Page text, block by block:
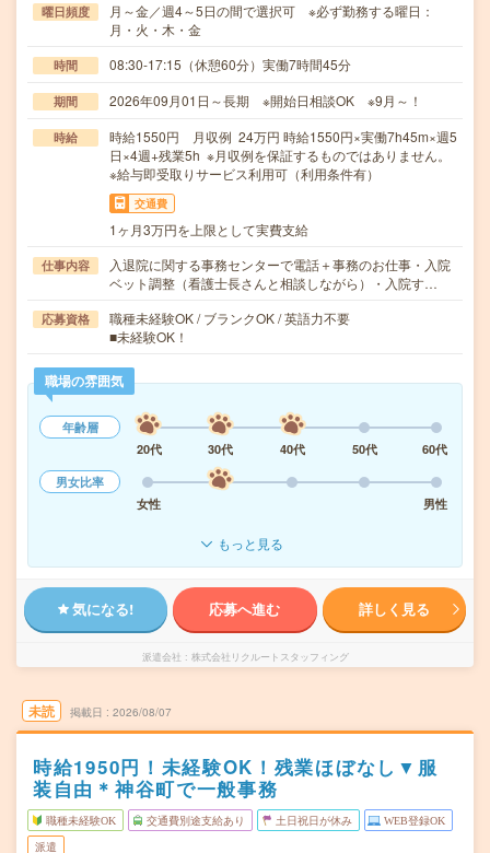
曜日頻度
月～金／週4～5日の間で選択可 ※必ず勤務する曜日：
月・火・木・金
時間 08:30-17:15（休憩60分）実働7時間45分
期間 2026年09月01日～長期 ※開始日相談OK ※9月～！
時給
時給1550円 月収例 24万円 時給1550円×実働7h45m×週5
日×4週+残業5h ※月収例を保証するものではありません。
※給与即受取りサービス利用可（利用条件有）
交通費
1ヶ月3万円を上限として実費支給
仕事内容
入退院に関する事務センターで電話＋事務のお仕事・入院
ベット調整（看護士長さんと相談しながら）・入院す…
応募資格
職種未経験OK / ブランクOK / 英語力不要
■未経験OK！
職場の雰囲気
年齢層
20代
30代 40代 50代
60代
男女比率
女性
男性
もっと見る
気になる! 応募へ進む 詳しく見る
派遣会社 株式会社リクルートスタッフィング
未読 掲載日 2026/08/07
時給1950円！未経験OK！残業ほぼなし▼服
装自由＊神谷町で一般事務
職種未経験OK 交通費別途支給あり 土日祝日が休み WEB登録OK
派遣